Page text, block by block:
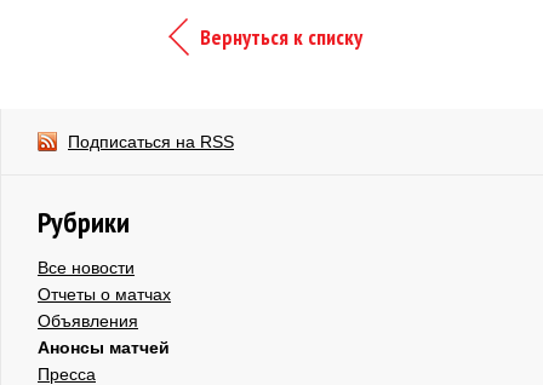
Вернуться к списку
Подписаться на RSS
Рубрики
Все новости
Отчеты о матчах
Объявления
Анонсы матчей
Пресса